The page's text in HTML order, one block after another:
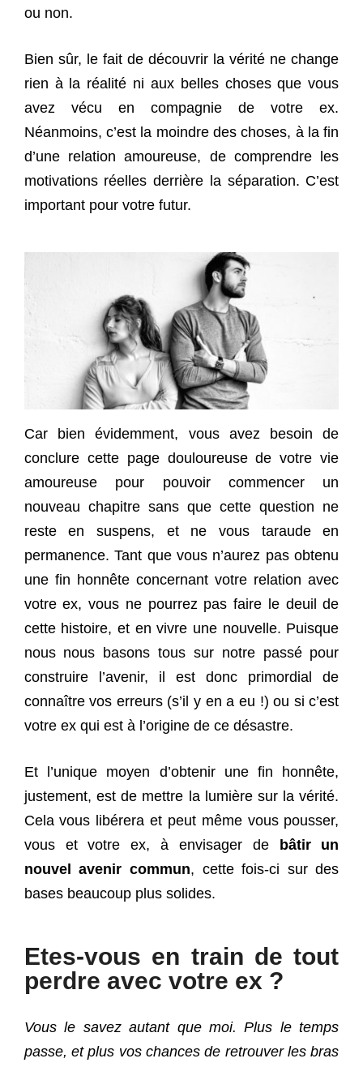
ou non.
Bien sûr, le fait de découvrir la vérité ne change
rien à la réalité ni aux belles choses que vous
avez vécu en compagnie de votre ex.
Néanmoins, c’est la moindre des choses, à la fin
d’une relation amoureuse, de comprendre les
motivations réelles derrière la séparation. C’est
important pour votre futur.
Car bien évidemment, vous avez besoin de
conclure cette page douloureuse de votre vie
amoureuse pour pouvoir commencer un
nouveau chapitre sans que cette question ne
reste en suspens, et ne vous taraude en
permanence. Tant que vous n’aurez pas obtenu
une fin honnête concernant votre relation avec
votre ex, vous ne pourrez pas faire le deuil de
cette histoire, et en vivre une nouvelle. Puisque
nous nous basons tous sur notre passé pour
construire l’avenir, il est donc primordial de
connaître vos erreurs (s’il y en a eu !) ou si c’est
votre ex qui est à l’origine de ce désastre.
Et l’unique moyen d’obtenir une fin honnête,
justement, est de mettre la lumière sur la vérité.
Cela vous libérera et peut même vous pousser,
vous et votre ex, à envisager de
bâtir un
nouvel avenir commun, cette fois-ci sur des
bases beaucoup plus solides.
Etes-vous en train de tout
perdre avec votre ex ?
Vous le savez autant que moi. Plus le temps
passe, et plus vos chances de retrouver les bras